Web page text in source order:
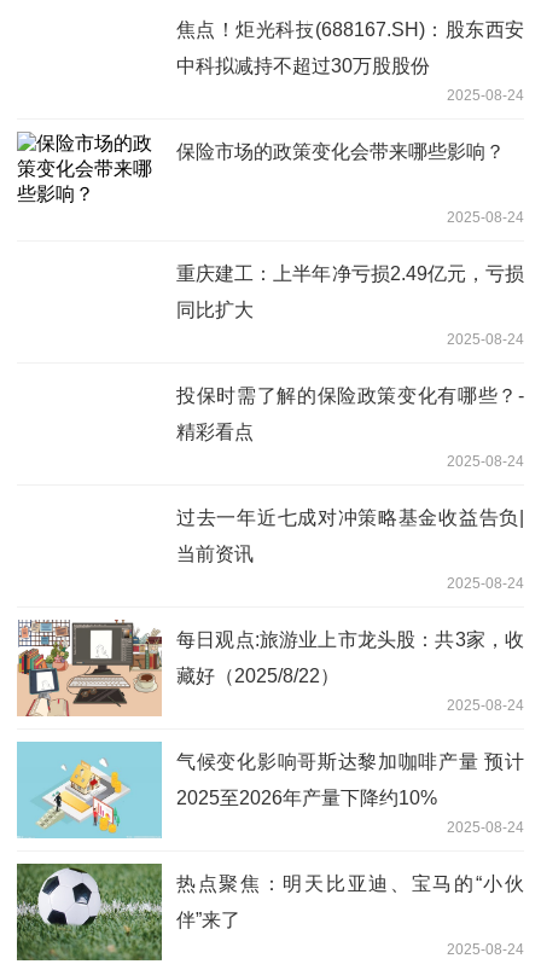
焦点！炬光科技(688167.SH)：股东西安
中科拟减持不超过30万股股份
2025-08-24
保险市场的政策变化会带来哪些影响？
2025-08-24
重庆建工：上半年净亏损2.49亿元，亏损
同比扩大
2025-08-24
投保时需了解的保险政策变化有哪些？-
精彩看点
2025-08-24
过去一年近七成对冲策略基金收益告负|
当前资讯
2025-08-24
每日观点:旅游业上市龙头股：共3家，收
藏好（2025/8/22）
2025-08-24
气候变化影响哥斯达黎加咖啡产量 预计
2025至2026年产量下降约10%
2025-08-24
热点聚焦：明天比亚迪、宝马的“小伙
伴”来了
2025-08-24